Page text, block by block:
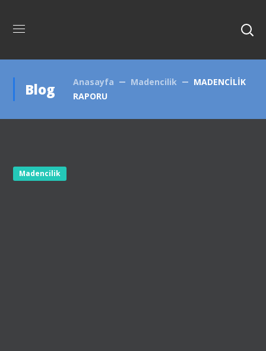
Blog Anasayfa Madencilik
MADENCİLİK
RAPORU
Madencilik